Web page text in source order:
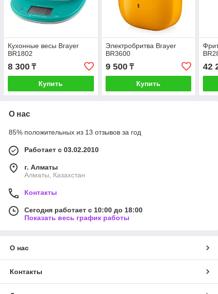
Кухонные весы Brayer
BR1802
8 300 ₸
Купить
Электробритва Brayer
BR3600
9 500₸
Купить
42
О нас
85% положительных из 13 отзывов за год
Работает с 03.02.2010
г. Алматы
Алматы, Казахстан
Контакты
Сегодня работает с 10:00 до 18:00
Показать весь график работы
О нас
Контакты